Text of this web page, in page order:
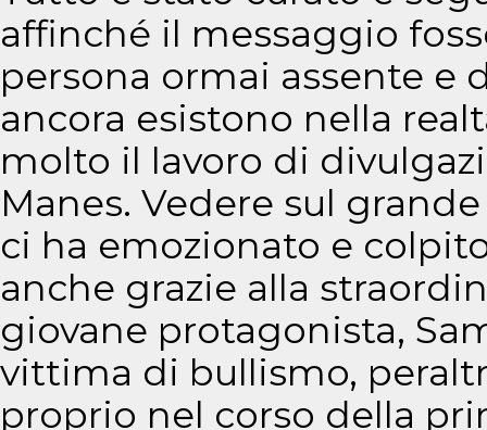
affinché il messaggio
persona ormai assente e
ancora esistono nella
molto il lavoro di
Manes. Vedere sul
ci ha emozionato e
anche grazie alla
giovane protagonista,
vittima di bullismo,
proprio nel corso della